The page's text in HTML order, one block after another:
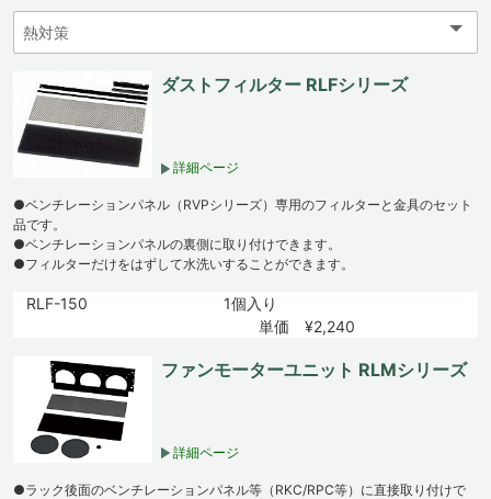
ダストフィルター RLFシリーズ
詳細ページ
●ベンチレーションパネル（RVPシリーズ）専用のフィルターと金具のセット
品です。
●ベンチレーションパネルの裏側に取り付けできます。
●フィルターだけをはずして水洗いすることができます。
RLF-150
1個入り
単価 ¥2,240
ファンモーターユニット RLMシリーズ
詳細ページ
●ラック後面のベンチレーションパネル等（RKC/RPC等）に直接取り付けで